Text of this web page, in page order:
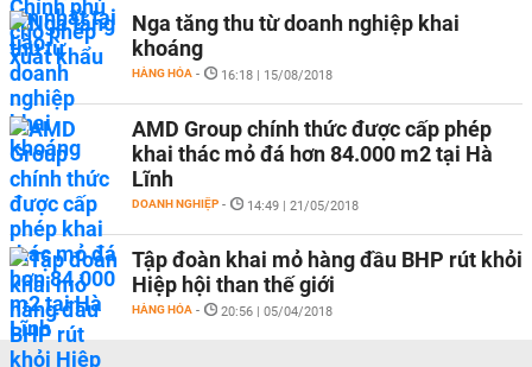
Nga tăng thu từ doanh nghiệp khai
khoáng
HÀNG HÓA - 16:18 | 15/08/2018
AMD Group chính thức được cấp phép
khai thác mỏ đá hơn 84.000 m2 tại Hà
Lĩnh
DOANH NGHIỆP - 14:49 | 21/05/2018
Tập đoàn khai mỏ hàng đầu BHP rút khỏi
Hiệp hội than thế giới
HÀNG HÓA - 20:56 | 05/04/2018